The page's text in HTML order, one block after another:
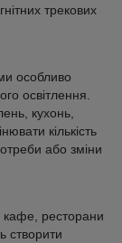
трекових
особливо
освітлення.
кухонь,
кількість
або зміни
кафе, ресторани
створити